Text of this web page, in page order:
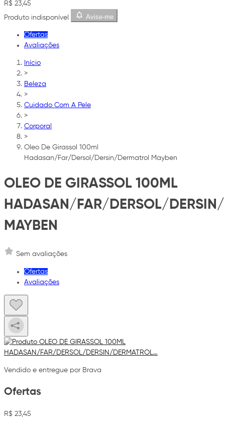
R$ 23,45
Produto indisponível
Avise-me
Ofertas
Avaliações
Início
>
Beleza
>
Cuidado Com A Pele
>
Corporal
>
Oleo De Girassol 100ml
Hadasan/Far/Dersol/Dersin/Dermatrol Mayben
OLEO DE GIRASSOL 100ML
HADASAN/FAR/DERSOL/DERSIN/
MAYBEN
Sem avaliações
Ofertas
Avaliações
Vendido e entregue por Brava
Ofertas
R$ 23,45